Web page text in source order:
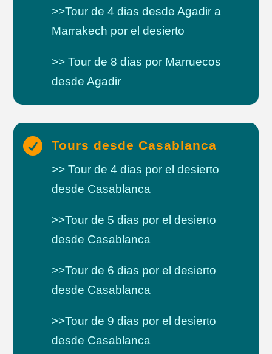
>>Tour de 4 dias desde Agadir a
Marrakech por el desierto
>> Tour de 8 dias por Marruecos
desde Agadir
 Tours desde Casablanca
>> Tour de 4 dias por el desierto
desde Casablanca
>>Tour de 5 dias por el desierto
desde Casablanca
>>Tour de 6 dias por el desierto
desde Casablanca
>>Tour de 9 dias por el desierto
desde Casablanca